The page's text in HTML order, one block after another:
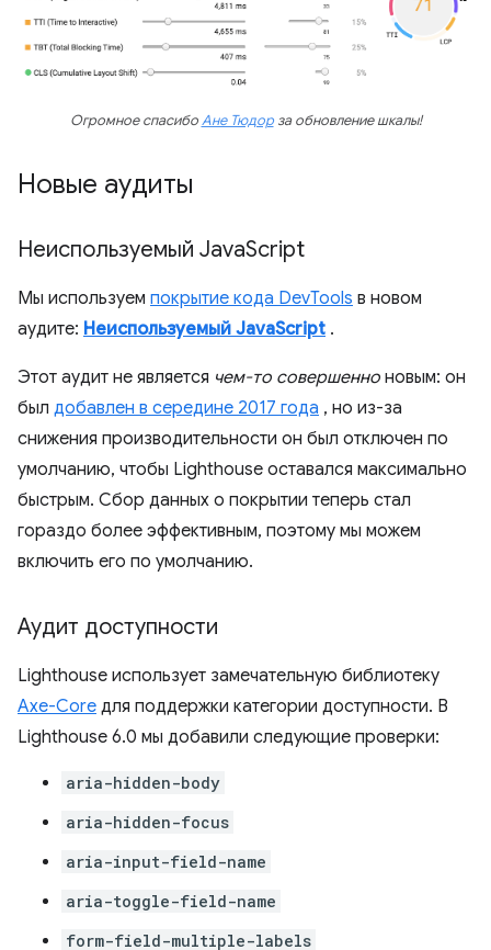
Огромное спасибоАне Тюдорза обновление шкалы!
Новые аудиты
Неиспользуемый JavaScript
Мы используем покрытие кода DevTools в новом
аудите: Неиспользуемый JavaScript .
Этот аудит не является чем-то совершенно новым: он
был добавлен в середине 2017 года , но из-за
снижения производительности он был отключен по
умолчанию, чтобы Lighthouse оставался максимально
быстрым. Сбор данных о покрытии теперь стал
гораздо более эффективным, поэтому мы можем
включить его по умолчанию.
Аудит доступности
Lighthouse использует замечательную библиотеку
Axe-Core для поддержки категории доступности. В
Lighthouse 6.0 мы добавили следующие проверки:
aria-hidden-body
aria-hidden-focus
aria-input-field-name
aria-toggle-field-name
form-field-multiple-labels